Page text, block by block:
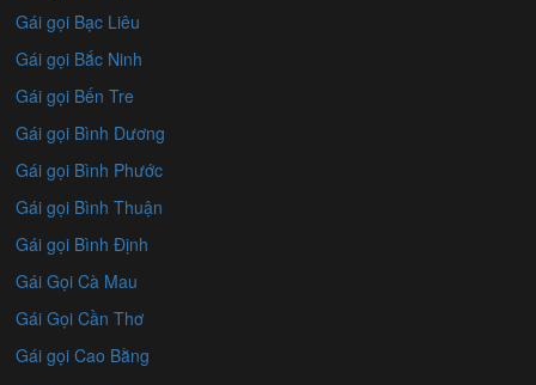
Gái gọi Bạc Liêu
Gái gọi Bắc Ninh
Gái gọi Bến Tre
Gái gọi Bình Dương
Gái gọi Bình Phước
Gái gọi Bình Thuận
Gái gọi Bình Định
Gái Gọi Cà Mau
Gái Gọi Cần Thơ
Gái gọi Cao Bằng